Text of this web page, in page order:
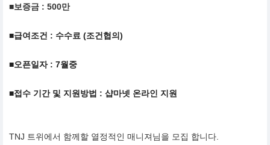
■보증금 : 500만
■급여조건 : 수수료 (조건협의)
■오픈일자 : 7월중
■접수 기간 및 지원방법 : 샵마넷 온라인 지원
TNJ 트위에서 함께할 열정적인 매니져님을 모집 합니다.